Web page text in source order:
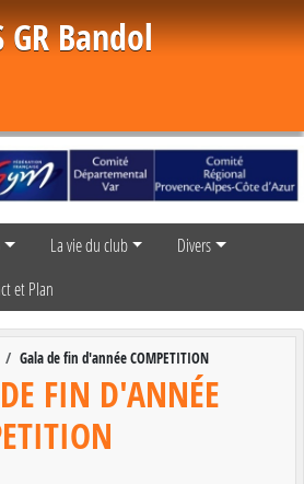
GR Bandol
La vie du club
Divers
et Plan
Gala de fin d'année COMPETITION
FIN D'ANNÉE